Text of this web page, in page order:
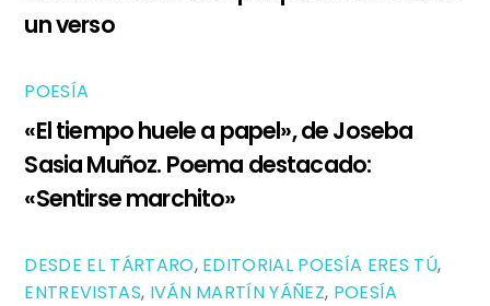
un verso
POESÍA
«El tiempo huele a papel», de Joseba
Sasia Muñoz. Poema destacado:
«Sentirse marchito»
DESDE EL TÁRTARO, EDITORIAL POESÍA ERES TÚ,
ENTREVISTAS, IVÁN MARTÍN YÁÑEZ, POESÍA